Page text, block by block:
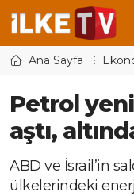
Ana Sayfa
Petrol
aştı,
ABD ve İsrail’in
ülkelerindeki